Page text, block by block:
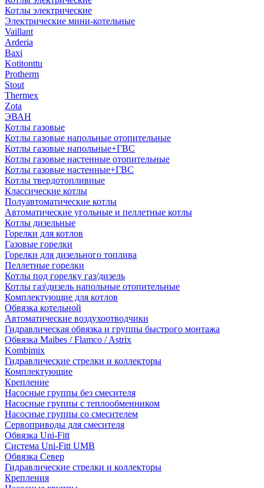
Котлы электрические
Электрические мини-котельные
Vaillant
Arderia
Baxi
Kotitonttu
Protherm
Stout
Thermex
Zota
ЭВАН
Котлы газовые
Котлы газовые напольные отопительные
Котлы газовые напольные+ГВС
Котлы газовые настенные отопительные
Котлы газовые настенные+ГВС
Котлы твердотопливные
Классические котлы
Полуавтоматические котлы
Автоматические угольные и пеллетные котлы
Котлы дизельные
Горелки для котлов
Газовые горелки
Горелки для дизельного топлива
Пеллетные горелки
Котлы под горелку газ/дизель
Котлы газ\дизель напольные отопительные
Комплектующие для котлов
Обвязка котельной
Автоматические воздухоотводчики
Гидравлическая обвязка и группы быстрого монтажа
Обвязка Maibes / Flamco / Astrix
Kombimix
Гидравлические стрелки и коллекторы
Комплектующие
Крепление
Насосные группы без смесителя
Насосные группы с теплообменником
Насосные группы со смесителем
Сервоприводы для смесителя
Обвязка Uni-Fitt
Система Uni-Fitt UMB
Обвязка Север
Гидравлические стрелки и коллекторы
Крепления